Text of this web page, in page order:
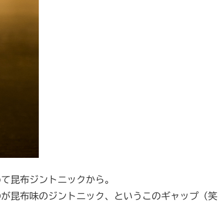
昆布ジントニックから。
昆布味のジントニック、というこのギャップ（笑